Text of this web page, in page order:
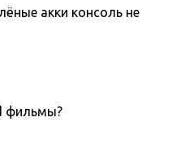
акки консоль не
фильмы?